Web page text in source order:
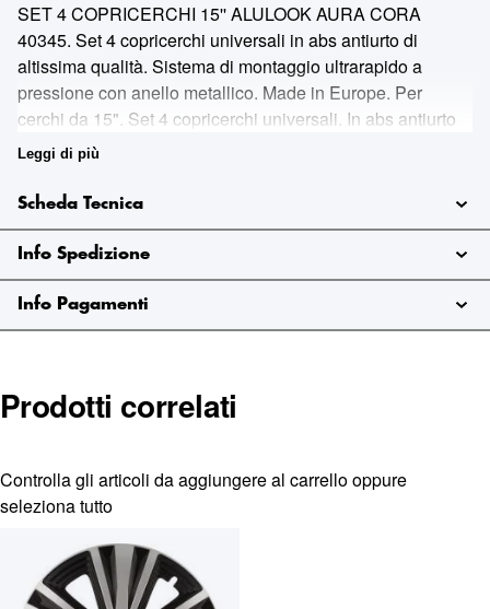
SET 4 COPRICERCHI 15'' ALULOOK AURA CORA
40345. Set 4 copricerchi universali in abs antiurto di
altissima qualità. Sistema di montaggio ultrarapido a
pressione con anello metallico. Made in Europe. Per
cerchi da 15". Set 4 copricerchi universali. In abs antiurto
di altissima qualità. Sistema di montaggio ultrarapido a
supporto all'acquisto contattare il servizio clienti.
Preventivi: infoshop@marinazauto.it - Whatsapp: (+39)
331 1804865
Leggi di più
Scheda Tecnica
Info Spedizione
Info Pagamenti
Prodotti correlati
Controlla gli articoli da aggiungere al carrello oppure
seleziona tutto